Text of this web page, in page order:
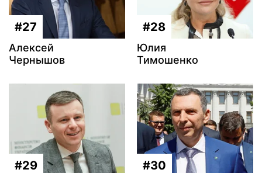
#27
Алексей
Чернышов
#28
Юлия
Тимошенко
#29 #30